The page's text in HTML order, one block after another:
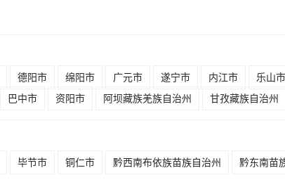
德阳市 绵阳市 广元市 遂宁市 内江市 乐山市
巴中市 资阳市 阿坝藏族羌族自治州 甘孜藏族自治州
毕节市 铜仁市 黔西南布依族苗族自治州 黔东南苗